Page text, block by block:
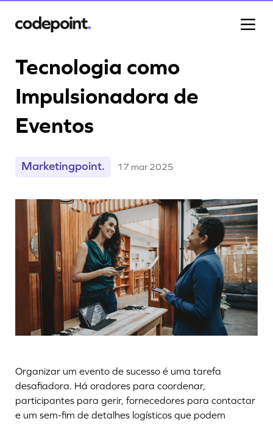
Projetos
Blog
Carreiras
Tecnologia como
Impulsionadora de
Eventos
Marketingpoint. 17 mar 2025
Organizar um evento de sucesso é uma tarefa
desafiadora. Há oradores para coordenar,
participantes para gerir, fornecedores para contactar
e um sem-fim de detalhes logísticos que podem